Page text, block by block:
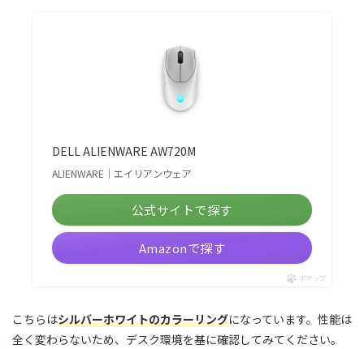
DELL ALIENWARE AW720M
ALIENWARE｜エイリアンウェア
公式サイトで探す
Amazonで探す
ポチップ
こちらはシルバーホワイトのカラーリングになっています。性能は
全く変わらないため、デスク環境を基に確認してみてください。